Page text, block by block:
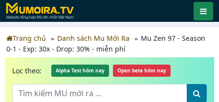
Trang chủ Danh sách Mu Mới Ra
Mu Zen 97 - Season
0-1 - Exp: 30x - Drop: 30% - miễn phí
Lọc theo: Alpha Test hôm nay Open beta hôm nay